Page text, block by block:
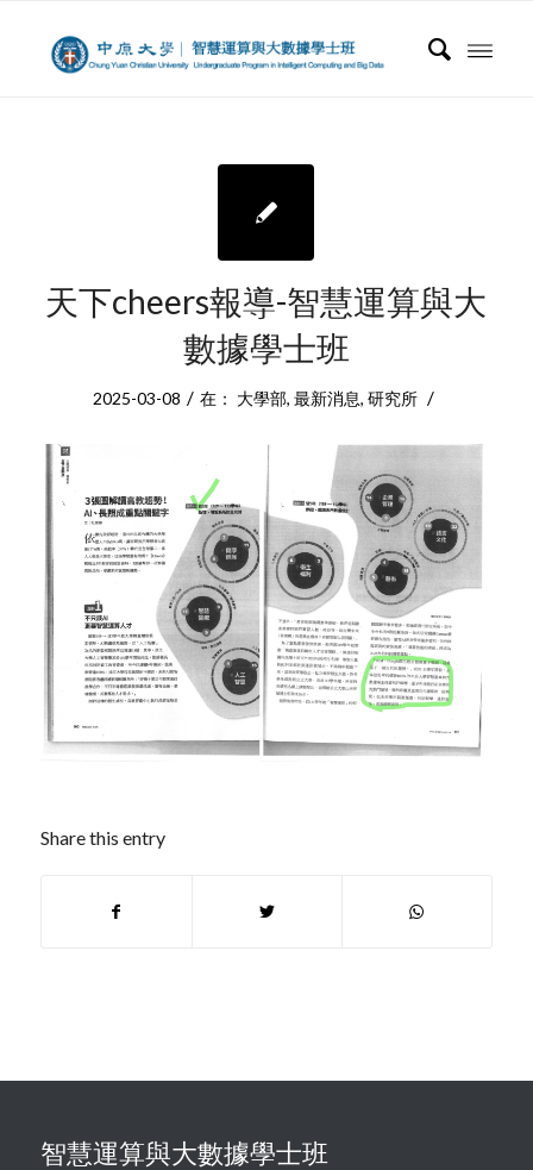
天下cheers報導-智慧運算與大
數據學士班
2025-03-08 / 在： 大學部, 最新消息, 研究所 /
Share this entry
智慧運算與大數據學士班